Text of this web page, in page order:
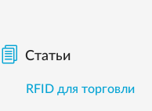
Статьи
RFID для торговли